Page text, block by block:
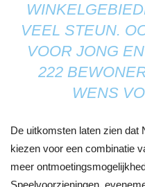
VEEL STEUN.
VOOR JONG
222
WENS
De uitkomsten laten zien dat
kiezen voor een combinatie
meer
Speelvoorzieningen,